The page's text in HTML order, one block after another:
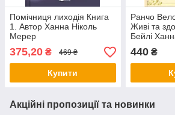
Помічниця лиходія Книга
1. Автор Ханна Ніколь
Мерер
375,20 ₴ 469 ₴
Купити
Ранчо
Живі та
Бейлі
440₴
Акційні пропозиції та новинки